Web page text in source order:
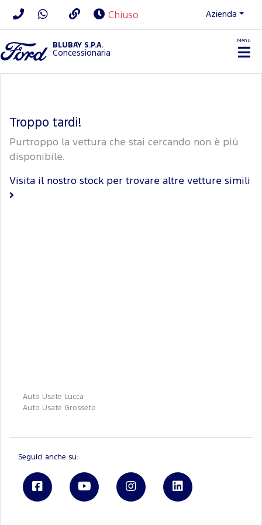
Chiuso Azienda
BLUBAY S.P.A.
Concessionaria
Menu
Troppo tardi!
Purtroppo la vettura che stai cercando non è più
disponibile.
Visita il nostro stock per trovare altre vetture simili
Auto Usate Lucca
Auto Usate Grosseto
Seguici anche su: